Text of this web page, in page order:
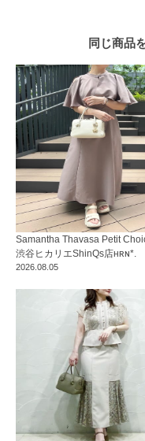
同じ商品
2026.08.05
Samantha Thavasa Petit
渋谷ヒカリエShinQs店ʜʀɴ*.